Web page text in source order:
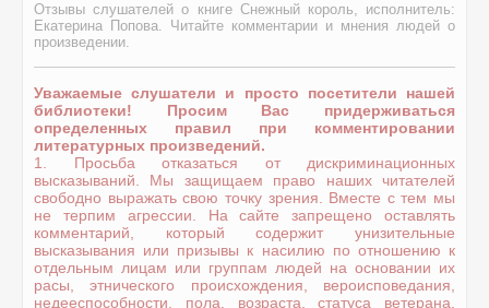
Отзывы слушателей о книге Снежный король, исполнитель:
Екатерина Попова. Читайте комментарии и мнения людей о
произведении.
Уважаемые слушатели и просто посетители нашей
библиотеки! Просим Вас придерживаться
определенных правил при комментировании
литературных произведений.
1. Просьба отказаться от дискриминационных
высказываний. Мы защищаем право наших читателей
свободно выражать свою точку зрения. Вместе с тем мы
не терпим агрессии. На сайте запрещено оставлять
комментарий, который содержит унизительные
высказывания или призывы к насилию по отношению к
отдельным лицам или группам людей на основании их
расы, этнического происхождения, вероисповедания,
недееспособности, пола, возраста, статуса ветерана,